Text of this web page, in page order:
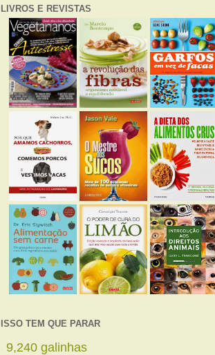
LIVROS E REVISTAS
ISSO TEM QUE PARAR
11,273 galinhas